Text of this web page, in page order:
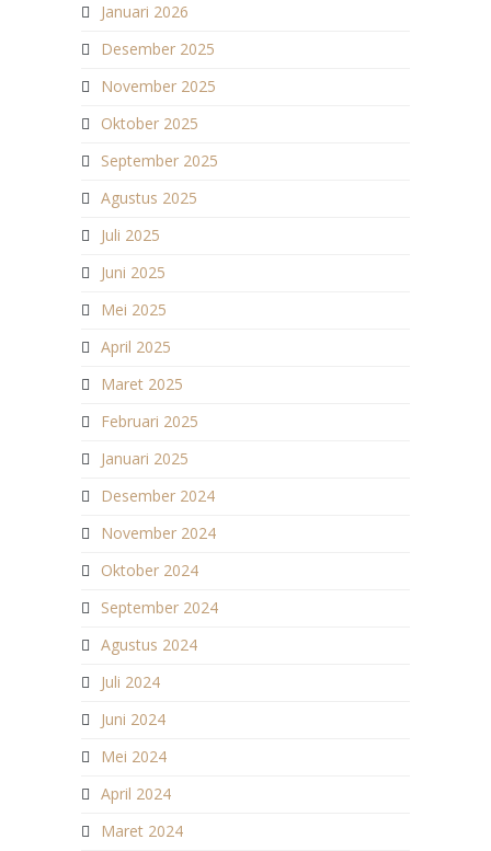
Januari 2026
Desember 2025
November 2025
Oktober 2025
September 2025
Agustus 2025
Juli 2025
Juni 2025
Mei 2025
April 2025
Maret 2025
Februari 2025
Januari 2025
Desember 2024
November 2024
Oktober 2024
September 2024
Agustus 2024
Juli 2024
Juni 2024
Mei 2024
April 2024
Maret 2024